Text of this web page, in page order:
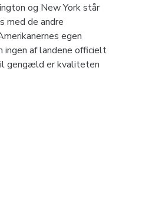
og New York står
med de andre
egen
ingen af landene officielt
gengæld er kvaliteten